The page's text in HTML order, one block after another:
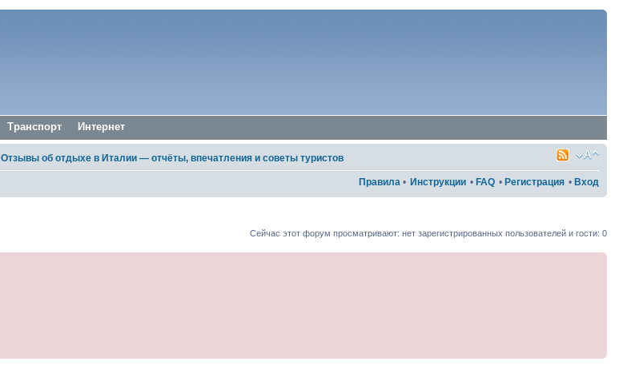
Транспорт Интернет
Отзывы об отдыхе в Италии — отчёты, впечатления и советы туристов
Правила • Инструкции • FAQ • Регистрация • Вход
Сейчас этот форум просматривают: нет зарегистрированных пользователей и гости: 0